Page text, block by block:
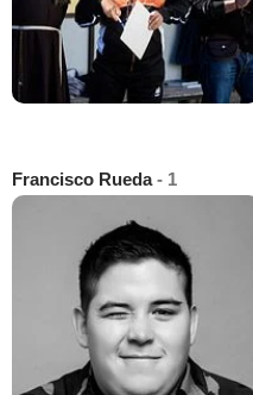
Francisco Rueda- 1